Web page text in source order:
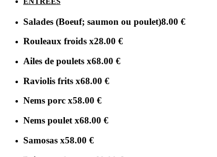
Salades (Boeuf; saumon ou poulet)8.00 €
Rouleaux froids x28.00 €
Ailes de poulets x68.00 €
Raviolis frits x68.00 €
Nems porc x58.00 €
Nems poulet x68.00 €
Samosas x58.00 €